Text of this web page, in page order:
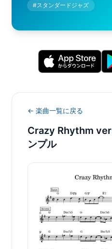
#スタンダードジャズ
← 楽曲一覧に戻る
Crazy Rhythm
ンプル